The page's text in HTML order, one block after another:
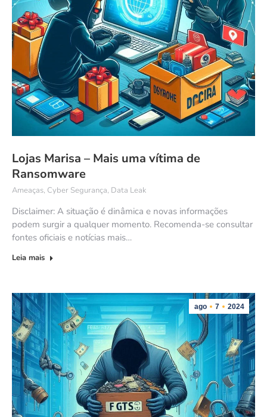
Lojas Marisa – Mais uma vítima de
Ransomware
Ameaças, Cyber Segurança, Data Leak
Disclaimer: A situação é dinâmica e novas informações
podem surgir a qualquer momento. Recomenda-se consultar
fontes oficiais e notícias mais…
Leia mais
ago 7 2024